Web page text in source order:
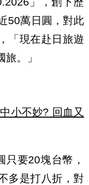
50萬日圓，對此
「現在赴日旅遊
。」
小不妙? 回血又
只要20塊台幣，
多是打八折，對